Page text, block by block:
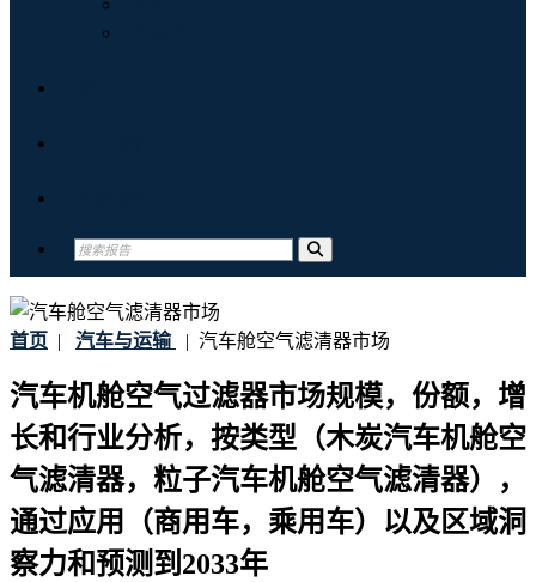
首页 | 汽车与运输 | 汽车舱空气滤清器市场
汽车机舱空气过滤器市场规模，份额，增
长和行业分析，按类型（木炭汽车机舱空
气滤清器，粒子汽车机舱空气滤清器），
通过应用（商用车，乘用车）以及区域洞
察力和预测到2033年